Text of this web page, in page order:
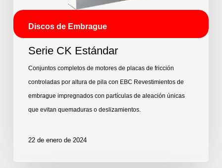
Discos de Embrague
Serie CK Estándar
Conjuntos completos de motores de placas de fricción
controladas por altura de pila con EBC Revestimientos de
embrague impregnados con partículas de aleación únicas
que evitan quemaduras o deslizamientos.
22 de enero de 2024